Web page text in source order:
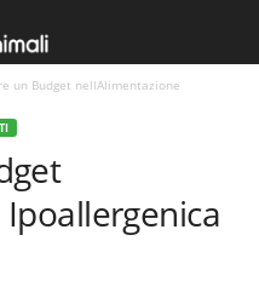
un Budget nellAlimentazione